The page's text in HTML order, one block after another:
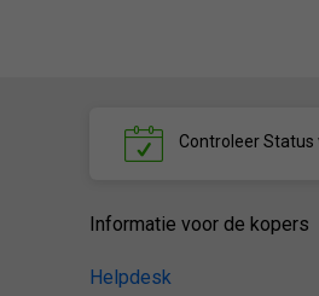
ControleerStatus
Informatie voor de kopers
Helpdesk